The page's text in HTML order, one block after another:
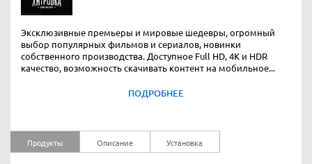
Эксклюзивные премьеры и мировые шедевры, огромный
выбор популярных фильмов и сериалов, новинки
собственного производства. Доступное Full HD, 4K и HDR
качество, возможность скачивать контент на мобильное...
ПОДРОБНЕЕ
Продукты Описание Установка